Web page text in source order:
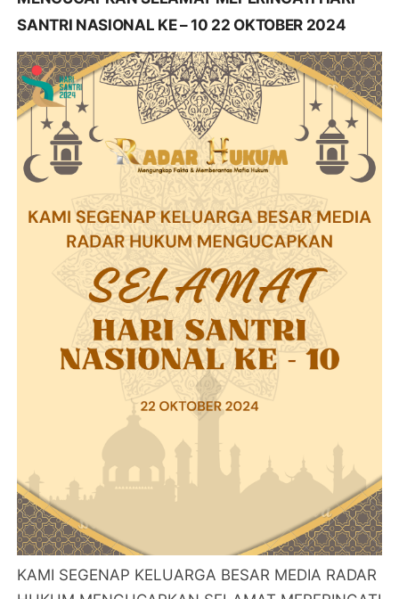
SANTRI NASIONAL KE – 10 22 OKTOBER 2024
KAMI SEGENAP KELUARGA BESAR MEDIA RADAR